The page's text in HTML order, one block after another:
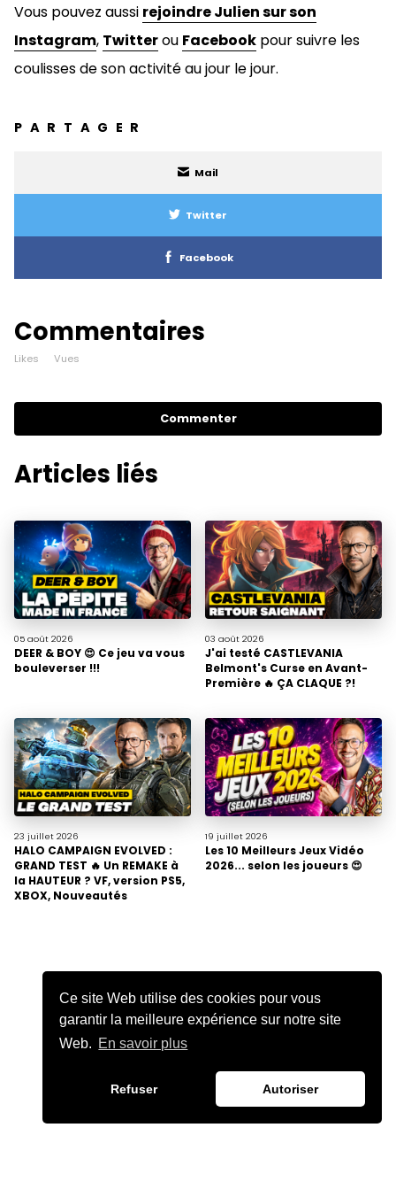
Ce site Web utilise des cookies pour vous
garantir la meilleure expérience sur notre site
Web. En savoir plus
Refuser Autoriser
Vous pouvez aussi rejoindre Julien sur son
Instagram, Twitterou Facebook pour suivre les
coulisses de son activité au jour le jour.
PARTAGER
Mail
Twitter
Facebook
Commentaires
Likes Vues
Commenter
Articles liés
05 août 2026
DEER & BOY 😍 Ce jeu va vous
bouleverser !!!
03 août 2026
J'ai testé CASTLEVANIA
Belmont's Curse en Avant-
Première 🔥 ÇA CLAQUE ?!
23 juillet 2026
HALO CAMPAIGN EVOLVED :
GRAND TEST 🔥 Un REMAKE à
la HAUTEUR ? VF, version PS5,
XBOX, Nouveautés
19 juillet 2026
Les 10 Meilleurs Jeux Vidéo
2026... selon les joueurs 😍